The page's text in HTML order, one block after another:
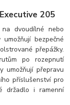
205
dvoudílné nebo
bezpečné
přepážky.
po rozepnutí
umožňují přepravu
příslušenství pro
držadlo i ramenní